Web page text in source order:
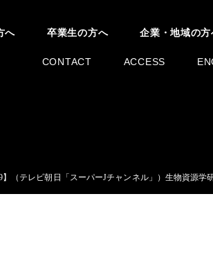
へ 卒業生の方へ 企業・地域の方
CONTACT ACCESS
】（テレビ朝日「スーパーJチャンネル」）生物資源